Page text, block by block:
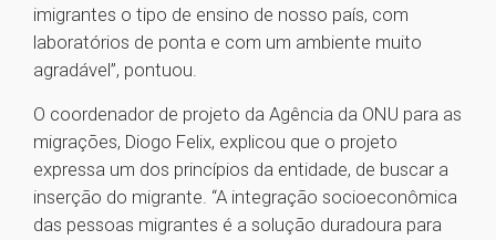
imigrantes o tipo de ensino de nosso país, com
laboratórios de ponta e com um ambiente muito
agradável”, pontuou.
O coordenador de projeto da Agência da ONU para as
migrações, Diogo Felix, explicou que o projeto
expressa um dos princípios da entidade, de buscar a
inserção do migrante. “A integração socioeconômica
das pessoas migrantes é a solução duradoura para